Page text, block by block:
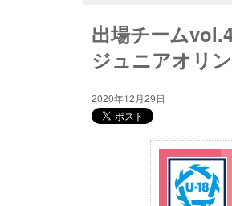
出場チーム
ジュニアオリ
2020年12月29日